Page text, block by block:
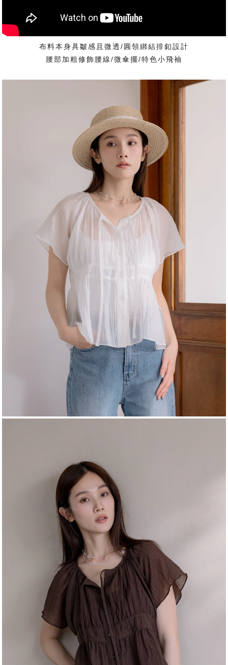
布料本身具皺感且微透/圓領綁結排釦設計
腰部加粗修飾腰線/微傘擺/特色小飛袖